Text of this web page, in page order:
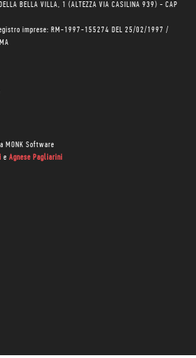
BELLA VILLA, 1 (ALTEZZA VIA CASILINA 939) - CAP
imprese: RM-1997-155274 DEL 25/02/1997 /
MONK Software
e Agnese Pagliarini